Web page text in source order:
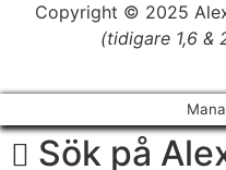
Copyright © 2025
(tidigare 1,6 &
Sök på